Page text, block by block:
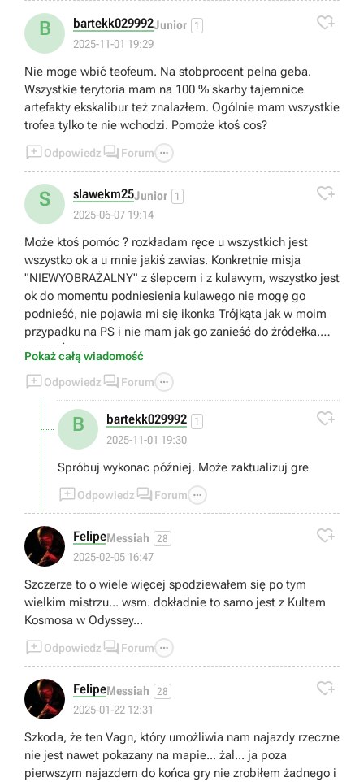
B bartekk029992Junior 1
2025-11-01 19:29

Nie moge wbić teofeum. Na stobprocent pelna geba.
Wszystkie terytoria mam na 100 % skarby tajemnice
artefakty ekskalibur też znalazłem. Ogólnie mam wszystkie
trofea tylko te nie wchodzi. Pomoże ktoś cos?
Odpowiedz  Forum 
S slawekm25Junior 1
2025-06-07 19:14

Może ktoś pomóc ? rozkładam ręce u wszystkich jest
wszystko ok a u mnie jakiś zawias. Konkretnie misja
"NIEWYOBRAŻALNY" z ślepcem i z kulawym, wszystko jest
ok do momentu podniesienia kulawego nie mogę go
podnieść, nie pojawia mi się ikonka Trójkąta jak w moim
przypadku na PS i nie mam jak go zanieść do źródełka.
POMOŻECIE?
Pokaż całą wiadomość
Odpowiedz  Forum 
B bartekk029992 1
2025-11-01 19:30

Spróbuj wykonac później. Może zaktualizuj gre
Odpowiedz  Forum 
FelipeMessiah 28
2025-02-05 16:47

Szczerze to o wiele więcej spodziewałem się po tym
wielkim mistrzu... wsm. dokładnie to samo jest z Kultem
Kosmosa w Odyssey...
Odpowiedz  Forum 
FelipeMessiah 28
2025-01-22 12:31

Szkoda, że ten Vagn, który umożliwia nam najazdy rzeczne
nie jest nawet pokazany na mapie... żal... ja poza
pierwszym najazdem do końca gry nie zrobiłem żadnego i